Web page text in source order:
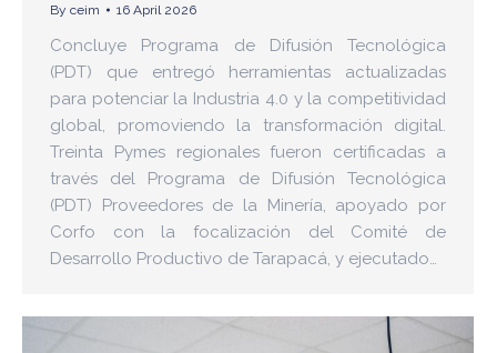
By ceim 16 April 2026
Concluye Programa de Difusión Tecnológica
(PDT) que entregó herramientas actualizadas
para potenciar la Industria 4.0 y la competitividad
global, promoviendo la transformación digital.
Treinta Pymes regionales fueron certificadas a
través del Programa de Difusión Tecnológica
(PDT) Proveedores de la Minería, apoyado por
Corfo con la focalización del Comité de
Desarrollo Productivo de Tarapacá, y ejecutado…